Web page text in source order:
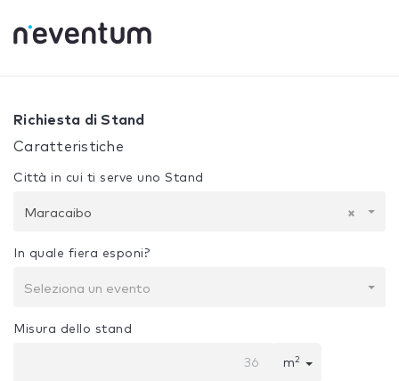
La tua selezione:
Richiesta di Stand
Caratteristiche
Città in cui ti serve uno Stand
×
Maracaibo
In quale fiera esponi?
Seleziona un evento
Misura dello stand
m2